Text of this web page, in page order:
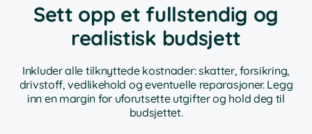
Sett opp et fullstendig og
realistisk budsjett
Inkluder alle tilknyttede kostnader: skatter, forsikring,
drivstoff, vedlikehold og eventuelle reparasjoner. Legg
inn en margin for uforutsette utgifter og hold deg til
budsjettet.